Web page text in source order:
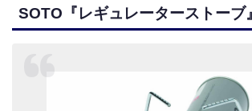
SOTO『レギュレーターストーブ』